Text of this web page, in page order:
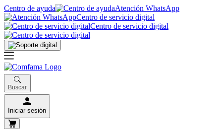
Centro de ayuda
Atención WhatsApp
Centro de servicio digital
Centro de servicio digital
Buscar
Iniciar sesión